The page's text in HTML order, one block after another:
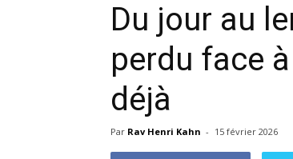
Du jour au
perdu face
déjà
Par Rav Henri Kahn - 15 février 2026